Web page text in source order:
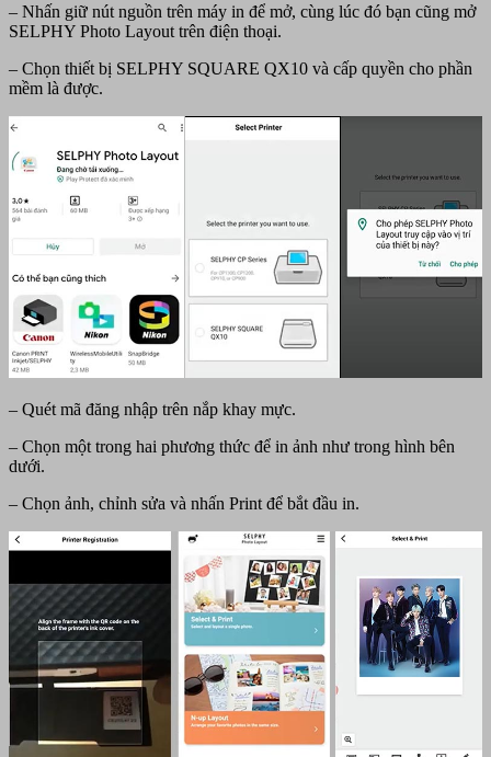
– Nhấn giữ nút nguồn trên máy in để mở, cùng lúc đó bạn cũng mở
SELPHY Photo Layout trên điện thoại.
– Chọn thiết bị SELPHY SQUARE QX10 và cấp quyền cho phần
mềm là được.
– Quét mã đăng nhập trên nắp khay mực.
– Chọn một trong hai phương thức để in ảnh như trong hình bên
dưới.
– Chọn ảnh, chỉnh sửa và nhấn Print để bắt đầu in.